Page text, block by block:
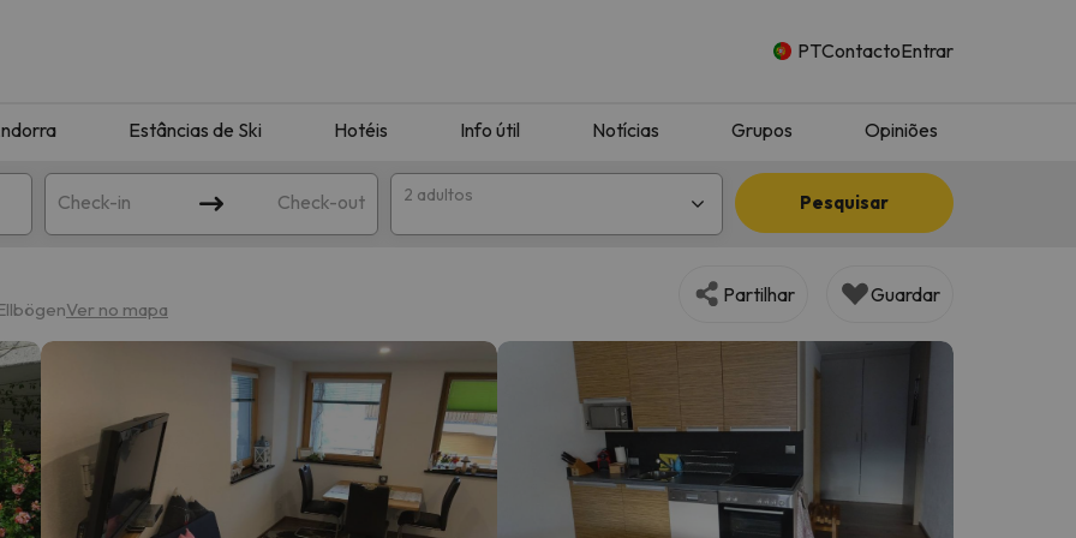
PTContactoEntrar
Estâncias de Ski Hotéis Info útil Notícias Grupos Opiniões
Check-in Check-out 2 adultos Pesquisar
corresponda à sua pesquisa. Tente modificar o destino.
Ver no mapa
Partilhar Guardar